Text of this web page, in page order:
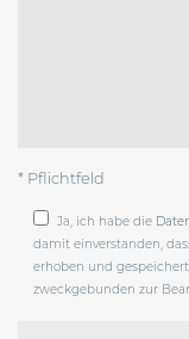
* Pflichtfeld
Ja, ich habe die
damit einverstanden,
erhoben und
zweckgebunden zur